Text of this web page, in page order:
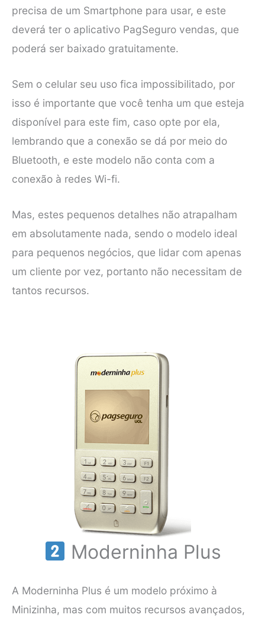
precisa de um Smartphone para usar, e este
deverá ter o aplicativo PagSeguro vendas, que
poderá ser baixado gratuitamente.
Sem o celular seu uso fica impossibilitado, por
isso é importante que você tenha um que esteja
disponível para este fim, caso opte por ela,
lembrando que a conexão se dá por meio do
Bluetooth, e este modelo não conta com a
conexão à redes Wi-fi.
Mas, estes pequenos detalhes não atrapalham
em absolutamente nada, sendo o modelo ideal
para pequenos negócios, que lidar com apenas
um cliente por vez, portanto não necessitam de
tantos recursos.
Moderninha Plus
A Moderninha Plus é um modelo próximo à
Minizinha, mas com muitos recursos avançados,